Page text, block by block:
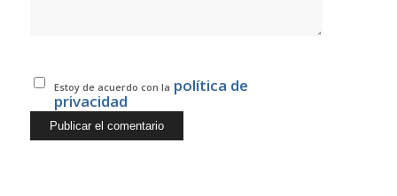
Estoy de acuerdo con la política de
privacidad